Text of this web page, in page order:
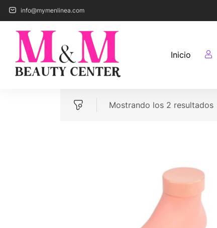
info@mymenlinea.com
Inicio
Mostrando los 2 resultados